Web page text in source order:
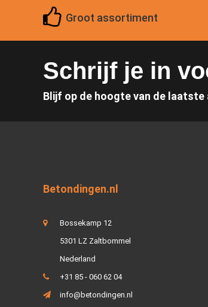
Groot assortiment
Schrijf je in
Blijf op de hoogte van de
Betondingen.nl
Bossekamp 12
5301 LZ Zaltbommel
Nederland
+31 85 - 060 62 04
info@betondingen.nl